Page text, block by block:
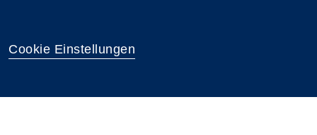
Cookie Einstellungen